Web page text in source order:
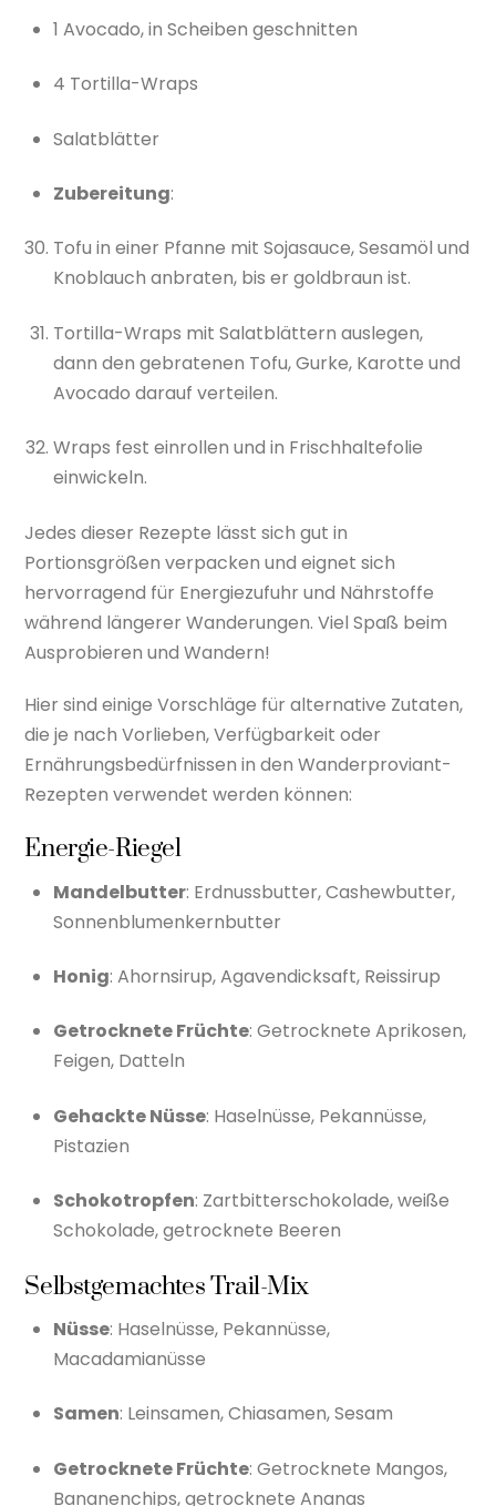
1 Avocado, in Scheiben geschnitten
4 Tortilla-Wraps
Salatblätter
Zubereitung:
Tofu in einer Pfanne mit Sojasauce, Sesamöl und
Knoblauch anbraten, bis er goldbraun ist.
Tortilla-Wraps mit Salatblättern auslegen,
dann den gebratenen Tofu, Gurke, Karotte und
Avocado darauf verteilen.
Wraps fest einrollen und in Frischhaltefolie
einwickeln.
Jedes dieser Rezepte lässt sich gut in
Portionsgrößen verpacken und eignet sich
hervorragend für Energiezufuhr und Nährstoffe
während längerer Wanderungen. Viel Spaß beim
Ausprobieren und Wandern!
Hier sind einige Vorschläge für alternative Zutaten,
die je nach Vorlieben, Verfügbarkeit oder
Ernährungsbedürfnissen in den Wanderproviant-
Rezepten verwendet werden können:
Energie-Riegel
Mandelbutter: Erdnussbutter, Cashewbutter,
Sonnenblumenkernbutter
Honig: Ahornsirup, Agavendicksaft, Reissirup
Getrocknete Früchte: Getrocknete Aprikosen,
Feigen, Datteln
Gehackte Nüsse: Haselnüsse, Pekannüsse,
Pistazien
Schokotropfen: Zartbitterschokolade, weiße
Schokolade, getrocknete Beeren
Selbstgemachtes Trail-Mix
Nüsse: Haselnüsse, Pekannüsse,
Macadamianüsse
Samen: Leinsamen, Chiasamen, Sesam
Getrocknete Früchte: Getrocknete Mangos,
Bananenchips, getrocknete Ananas